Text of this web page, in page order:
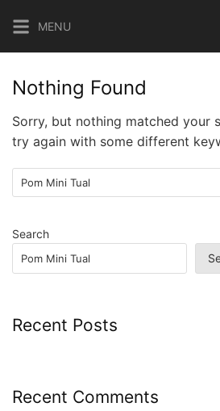
content
MENU
Nothing Found
Sorry, but nothing matched your
try again with some different
Search
for:
Search
Recent Posts
Recent Comments